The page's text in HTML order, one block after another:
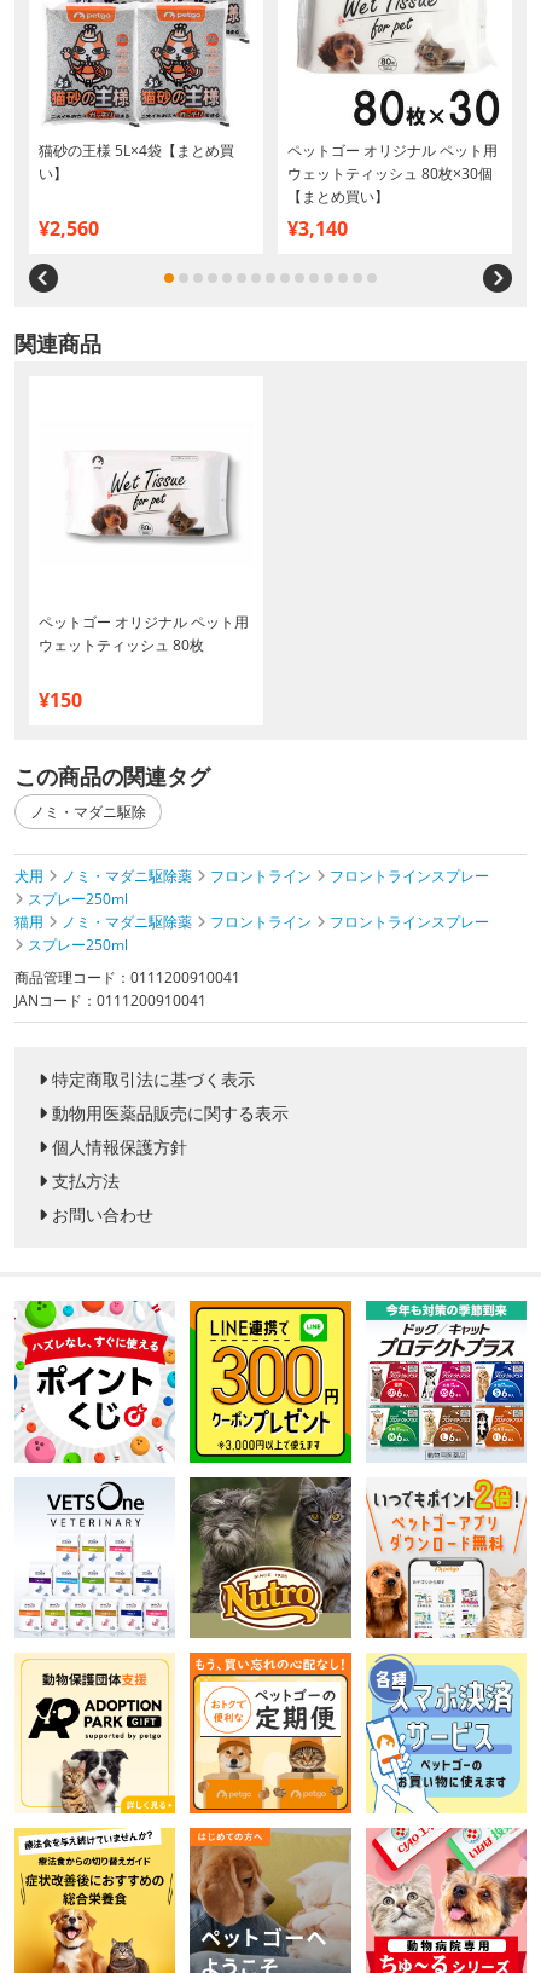
猫砂の王様 5L×4袋【まとめ買
い】
¥2,560
ペットゴー オリジナル ペット用
ウェットティッシュ 80枚×30個
【まとめ買い】
¥3,140
関連商品
ペットゴー オリジナル ペット用
ウェットティッシュ 80枚
¥150
この商品の関連タグ
ノミ・マダニ駆除
犬用 ノミ・マダニ駆除薬 フロントライン
フロントラインスプレー
スプレー250ml
猫用
ノミ・マダニ駆除薬 フロントライン
フロントラインスプレー
スプレー250ml
商品管理コード：0111200910041
JANコード：0111200910041
特定商取引法に基づく表示
動物用医薬品販売に関する表示
個人情報保護方針
支払方法
お問い合わせ